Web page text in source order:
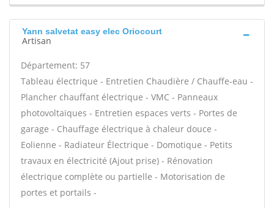
Yann salvetat easy elec Oriocourt
Artisan
Département: 57
Tableau électrique - Entretien Chaudière / Chauffe-eau -
Plancher chauffant électrique - VMC - Panneaux
photovoltaïques - Entretien espaces verts - Portes de
garage - Chauffage électrique à chaleur douce -
Eolienne - Radiateur Électrique - Domotique - Petits
travaux en électricité (Ajout prise) - Rénovation
électrique complète ou partielle - Motorisation de
portes et portails -